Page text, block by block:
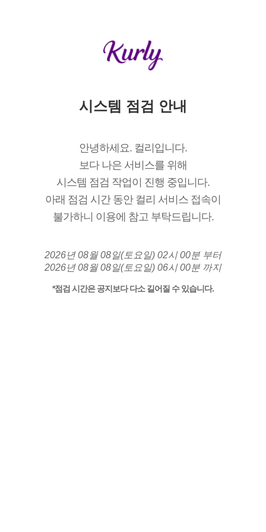
시스템 점검 안내
안녕하세요. 컬리입니다.
보다 나은 서비스를 위해
시스템 점검 작업이 진행 중입니다.
아래 점검 시간 동안 컬리 서비스 접속이
불가하니 이용에 참고 부탁드립니다.
2026년 08월 08일(토요일) 02시 00분 부터
2026년 08월 08일(토요일) 06시 00분 까지
*점검 시간은 공지보다 다소 길어질 수 있습니다.